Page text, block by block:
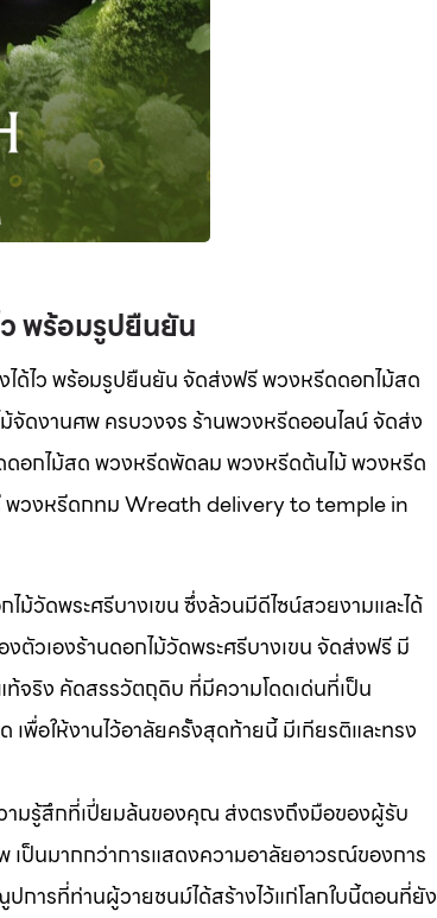
พร้อมรูปยืนยัน
ไว พร้อมรูปยืนยัน จัดส่งฟรี พวงหรีดดอกไม้สด
จัดงานศพ ครบวงจร ร้านพวงหรีดออนไลน์ จัดส่ง
อกไม้สด พวงหรีดพัดลม พวงหรีดต้นไม้ พวงหรีด
พวงหรีดกทม Wreath delivery to temple in
ม้วัดพระศรีบางเขน ซึ่งล้วนมีดีไซน์สวยงามและได้
วเองร้านดอกไม้วัดพระศรีบางเขน จัดส่งฟรี มี
จริง คัดสรรวัตถุดิบ ที่มีความโดดเด่นที่เป็น
เพื่อให้งานไว้อาลัยครั้งสุดท้ายนี้ มีเกียรติและทรง
วามรู้สึกที่เปี่ยมล้นของคุณ ส่งตรงถึงมือของผู้รับ
ป็นมากกว่าการแสดงความอาลัยอาวรณ์ของการ
การที่ท่านผู้วายชนม์ได้สร้างไว้แก่โลกใบนี้ตอนที่ยัง